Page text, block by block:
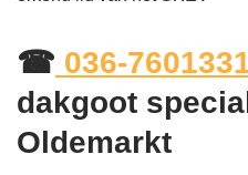
☎ 036-
dakgoot
Oldemarkt